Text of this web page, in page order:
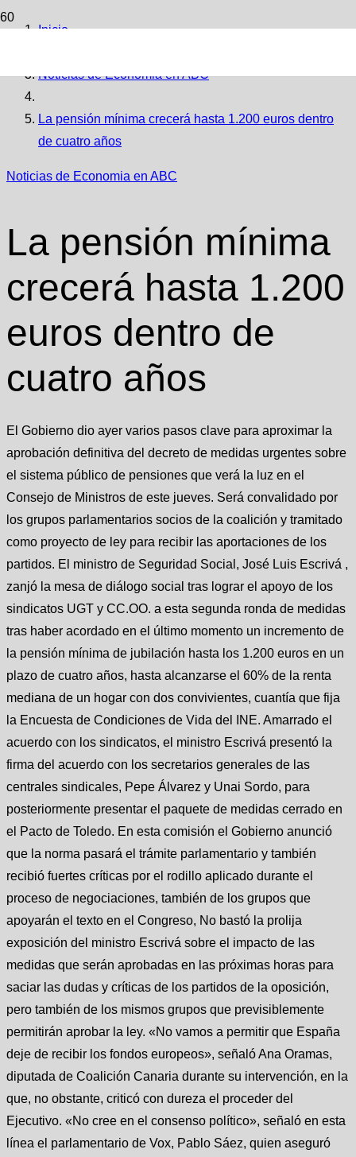
Inicio
Noticias de Economia en ABC
La pensión mínima crecerá hasta 1.200 euros dentro
de cuatro años
Noticias de Economia en ABC
La pensión mínima
crecerá hasta 1.200
euros dentro de
cuatro años
El Gobierno dio ayer varios pasos clave para aproximar la
aprobación definitiva del decreto de medidas urgentes sobre
el sistema público de pensiones que verá la luz en el
Consejo de Ministros de este jueves. Será convalidado por
los grupos parlamentarios socios de la coalición y tramitado
como proyecto de ley para recibir las aportaciones de los
partidos. El ministro de Seguridad Social, José Luis Escrivá ,
zanjó la mesa de diálogo social tras lograr el apoyo de los
sindicatos UGT y CC.OO. a esta segunda ronda de medidas
tras haber acordado en el último momento un incremento de
la pensión mínima de jubilación hasta los 1.200 euros en un
plazo de cuatro años, hasta alcanzarse el 60% de la renta
mediana de un hogar con dos convivientes, cuantía que fija
la Encuesta de Condiciones de Vida del INE. Amarrado el
acuerdo con los sindicatos, el ministro Escrivá presentó la
firma del acuerdo con los secretarios generales de las
centrales sindicales, Pepe Álvarez y Unai Sordo, para
posteriormente presentar el paquete de medidas cerrado en
el Pacto de Toledo. En esta comisión el Gobierno anunció
que la norma pasará el trámite parlamentario y también
recibió fuertes críticas por el rodillo aplicado durante el
proceso de negociaciones, también de los grupos que
apoyarán el texto en el Congreso, No bastó la prolija
exposición del ministro Escrivá sobre el impacto de las
medidas que serán aprobadas en las próximas horas para
saciar las dudas y críticas de los partidos de la oposición,
pero también de los mismos grupos que previsiblemente
permitirán aprobar la ley. «No vamos a permitir que España
deje de recibir los fondos europeos», señaló Ana Oramas,
diputada de Coalición Canaria durante su intervención, en la
que, no obstante, criticó con dureza el proceder del
Ejecutivo. «No cree en el consenso político», señaló en esta
línea el parlamentario de Vox, Pablo Sáez, quien aseguró